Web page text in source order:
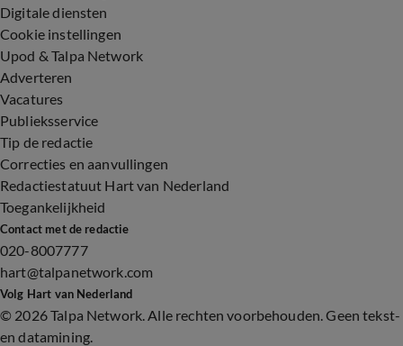
Digitale diensten
Cookie instellingen
Upod & Talpa Network
Adverteren
Vacatures
Publieksservice
Tip de redactie
Correcties en aanvullingen
Redactiestatuut Hart van Nederland
Toegankelijkheid
Contact met de redactie
020-8007777
hart@talpanetwork.com
Volg Hart van Nederland
© 2026 Talpa Network. Alle rechten voorbehouden. Geen tekst-
en datamining.